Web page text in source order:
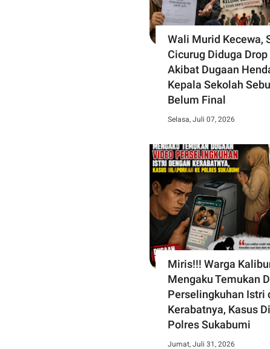
Wali Murid Kecewa,
Cicurug Diduga
Akibat Dugaan
Kepala Sekolah
Belum Final
Selasa, Juli 07, 2026
Miris!!! Warga
Mengaku Temukan
Perselingkuhan Istri
Kerabatnya, Kasus
Polres Sukabumi
Jumat, Juli 31, 2026